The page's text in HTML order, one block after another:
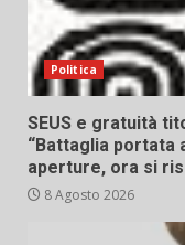
Politica
SEUS e gratuità
“Battaglia portata
aperture, ora si
8 Agosto 2026